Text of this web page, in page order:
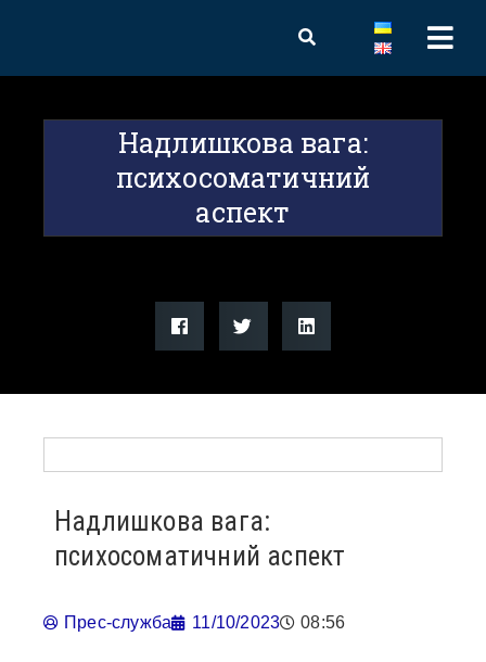
Надлишкова вага:
психосоматичний
аспект
Надлишкова вага:
психосоматичний аспект
Прес-служба 11/10/2023 08:56